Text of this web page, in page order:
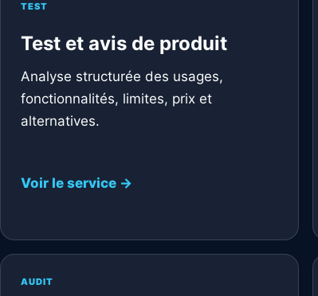
TEST
Test et avis de produit
Analyse structurée des usages,
fonctionnalités, limites, prix et
alternatives.
Voir le service →
AUDIT